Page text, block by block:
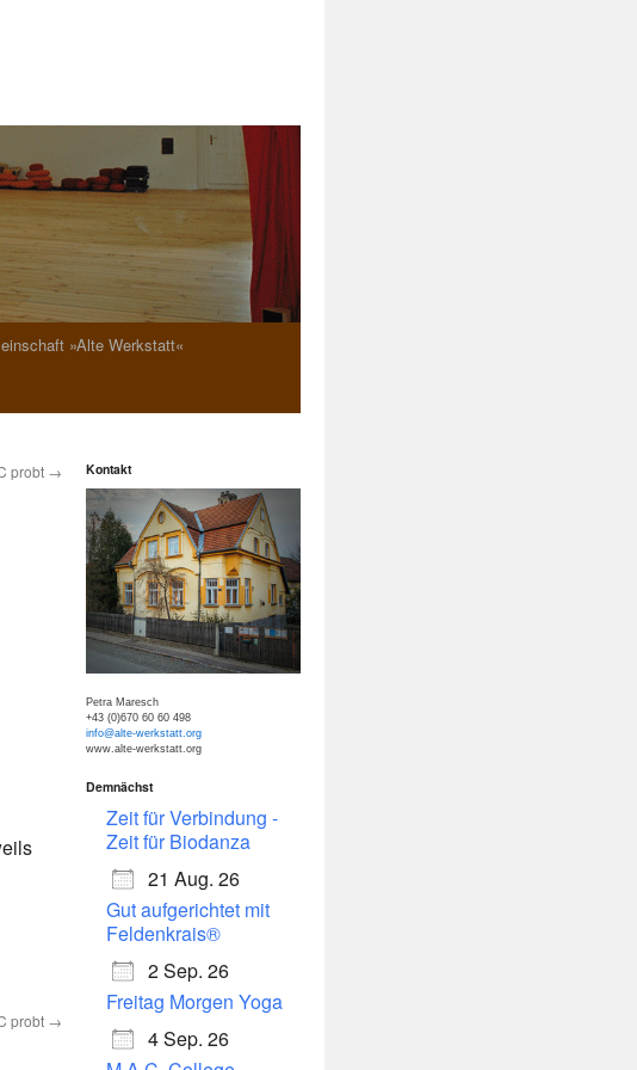
»Alte Werkstatt«
probt →
iCalendar
probt →
Kontakt
Petra Maresch
+43 (0)670 60 60 498
info@alte-werkstatt.org
www.alte-werkstatt.org
Demnächst
Zeit für Verbindung -
Zeit für Biodanza
21 Aug. 26
Gut aufgerichtet mit
Feldenkrais®
2 Sep. 26
Freitag Morgen Yoga
4 Sep. 26